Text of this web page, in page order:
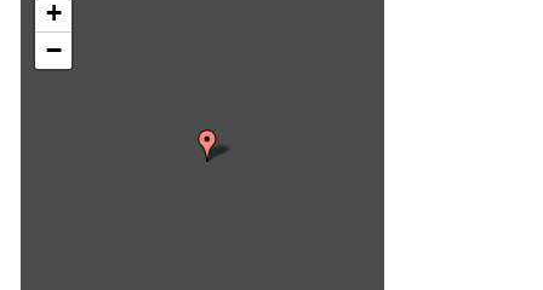
+
−